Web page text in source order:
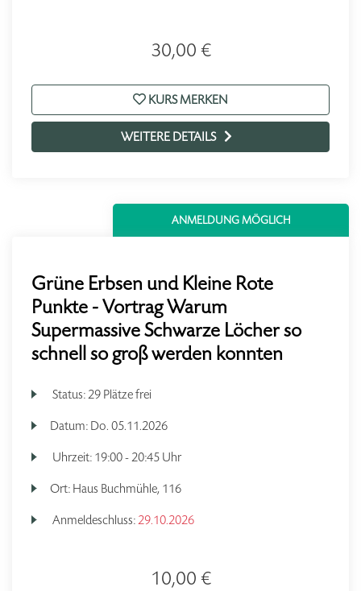
30,00 €
KURS MERKEN
WEITERE DETAILS
ANMELDUNG MÖGLICH
Grüne Erbsen und Kleine Rote
Punkte - Vortrag Warum
Supermassive Schwarze Löcher so
schnell so groß werden konnten
Status:29 Plätze frei
Datum: Do. 05.11.2026
Uhrzeit: 19:00 - 20:45 Uhr
Ort: Haus Buchmühle, 116
Anmeldeschluss:29.10.2026
10,00 €